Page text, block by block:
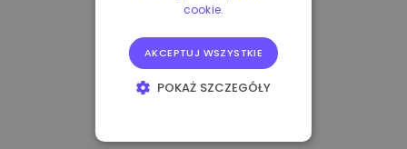
cookie.
AKCEPTUJ WSZYSTKIE
POKAŻ SZCZEGÓŁY